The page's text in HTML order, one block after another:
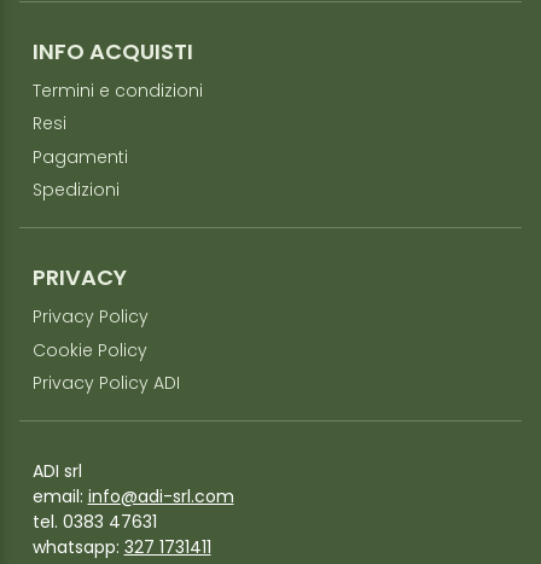
INFO ACQUISTI
Termini e condizioni
Resi
Pagamenti
Spedizioni
PRIVACY
Privacy Policy
Cookie Policy
Privacy Policy ADI
ADI srl
email: info@adi-srl.com
tel. 0383 47631
whatsapp: 327 1731411